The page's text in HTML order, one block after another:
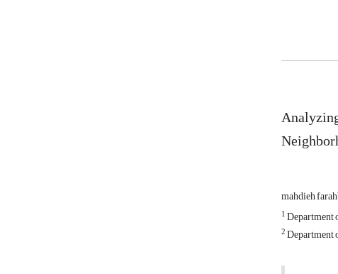
mahdieh
1Department
2Department